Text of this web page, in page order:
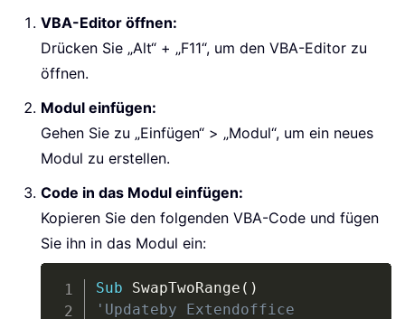
VBA-Editor öffnen:
Drücken Sie „Alt“ + „F11“, um den VBA-Editor zu
öffnen.
Modul einfügen:
Gehen Sie zu „Einfügen“ > „Modul“, um ein neues
Modul zu erstellen.
Code in das Modul einfügen:
Kopieren Sie den folgenden VBA-Code und fügen
Sie ihn in das Modul ein:
Sub SwapTwoRange ( )
'Updateby Extendoffice